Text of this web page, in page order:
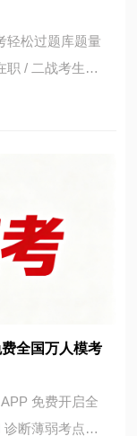
轻松过题库题量
职 / 二战考生都
全国万人模考
免费开启全
断薄弱考点，